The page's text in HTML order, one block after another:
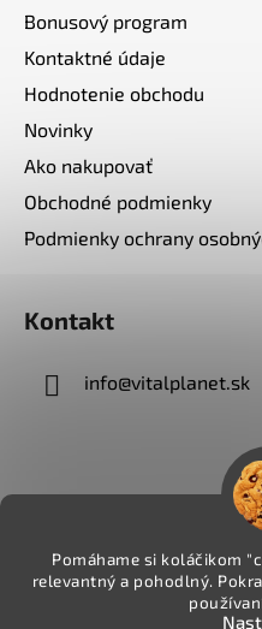
Pomáhame si koláčikom
relevantný a pohodlný.
Bonusový program
Kontaktné údaje
Hodnotenie obchodu
Novinky
Ako nakupovať
Obchodné podmienky
Podmienky ochrany
Kontakt
info@vitalplanet.sk